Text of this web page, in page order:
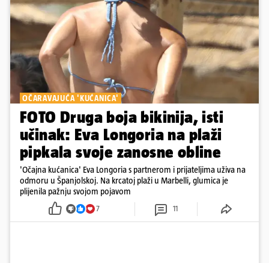
OČARAVAJUĆA 'KUĆANICA'
FOTO Druga boja bikinija, isti
učinak: Eva Longoria na plaži
pipkala svoje zanosne obline
'Očajna kućanica' Eva Longoria s partnerom i prijateljima uživa na
odmoru u Španjolskoj. Na krcatoj plaži u Marbelli, glumica je
plijenila pažnju svojom pojavom
7 11